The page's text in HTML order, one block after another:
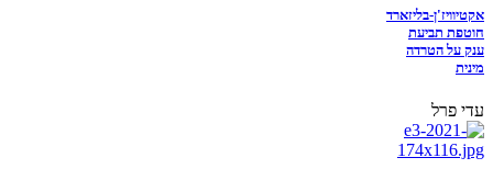
אקטיוויז'ן-בליזארד
חוטפת תביעת
ענק על הטרדה
מינית
עדי פרל